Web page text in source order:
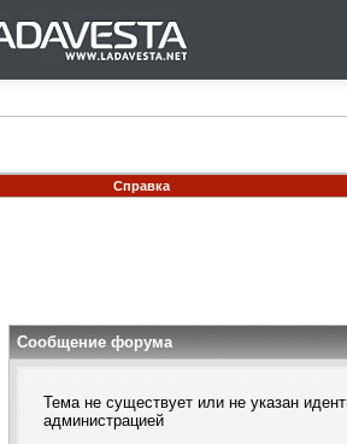
Справка
Сообщение форума
Тема не существует или не указан
администрацией